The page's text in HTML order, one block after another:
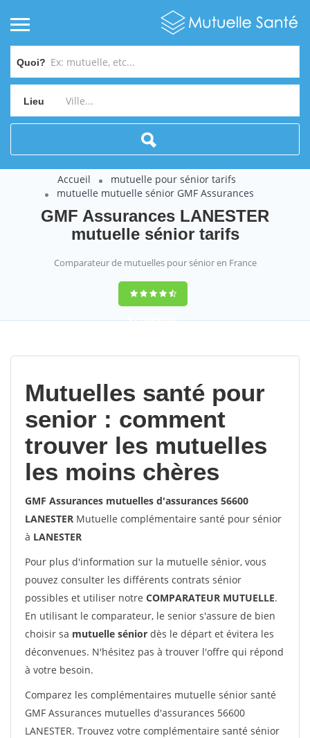
Quoi?
Lieu
Accueil
mutuelle pour sénior tarifs
mutuelle mutuelle sénior GMF Assurances
GMF Assurances LANESTER
mutuelle sénior tarifs
Comparateur de mutuelles pour sénior en France
9,2(100%)452
Mutuelles santé pour
senior : comment
trouver les mutuelles
les moins chères
GMF Assurances mutuelles d'assurances 56600
LANESTER Mutuelle complémentaire santé pour sénior
à LANESTER
Pour plus d'information sur la mutuelle sénior, vous
pouvez consulter les différents contrats sénior
possibles et utiliser notre COMPARATEUR MUTUELLE.
En utilisant le comparateur, le senior s'assure de bien
choisir sa mutuelle sénior dès le départ et évitera les
déconvenues. N'hésitez pas à trouver l'offre qui répond
à votre besoin.
Comparez les complémentaires mutuelle sénior santé
GMF Assurances mutuelles d'assurances 56600
LANESTER. Trouvez votre complémentaire santé sénior